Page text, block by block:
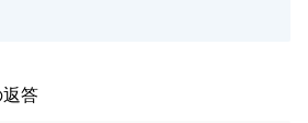
返答